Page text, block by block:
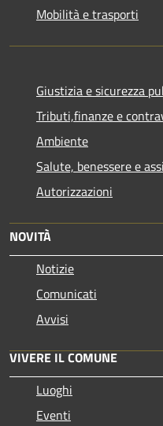
Mobilità e trasporti
Giustizia e sicurezza
Tributi,finanze e
Ambiente
Salute, benessere e
Autorizzazioni
NOVITÀ
Notizie
Comunicati
Avvisi
VIVERE IL COMUNE
Luoghi
Eventi